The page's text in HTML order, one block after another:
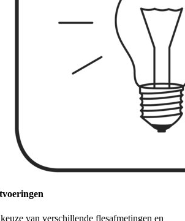
van verschillende flesafmetingen en